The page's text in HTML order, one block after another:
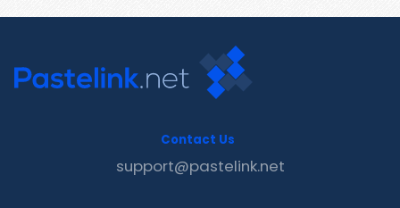
Contact Us
support@pastelink.net